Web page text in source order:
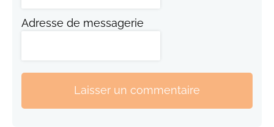
Adresse de messagerie
Laisser un commentaire